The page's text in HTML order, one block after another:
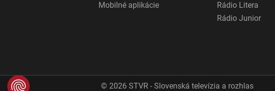
Mobilné aplikácie
Rádio Litera
Rádio Junior
© 2026 STVR - Slovenská televízia a rozhlas